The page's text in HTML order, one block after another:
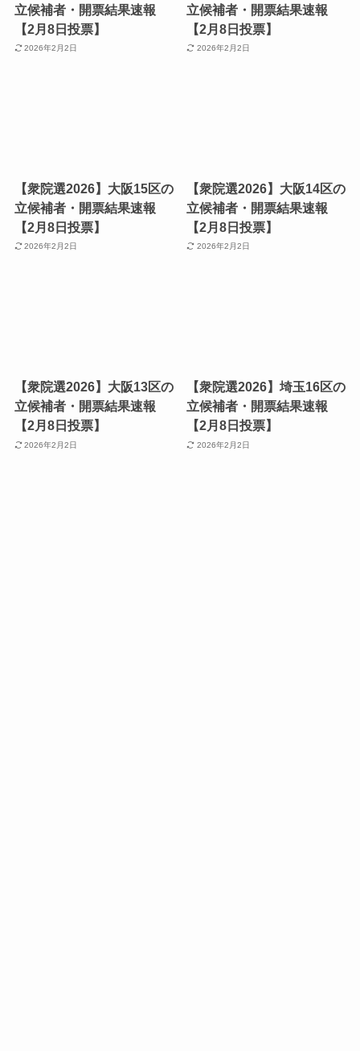
立候補者・開票結果速報
【2月8日投票】
2026年2月2日
立候補者・開票結果速報
【2月8日投票】
2026年2月2日
【衆院選2026】大阪15区の
立候補者・開票結果速報
【2月8日投票】
2026年2月2日
【衆院選2026】大阪14区の
立候補者・開票結果速報
【2月8日投票】
2026年2月2日
【衆院選2026】大阪13区の
立候補者・開票結果速報
【2月8日投票】
2026年2月2日
【衆院選2026】埼玉16区の
立候補者・開票結果速報
【2月8日投票】
2026年2月2日